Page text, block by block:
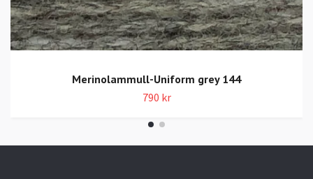
Merinolammull-Uniform grey 144
790 kr